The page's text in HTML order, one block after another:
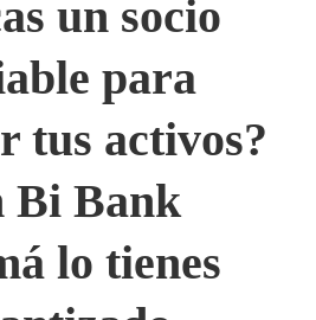
un socio
para
tus activos?
Bi Bank
lo tienes